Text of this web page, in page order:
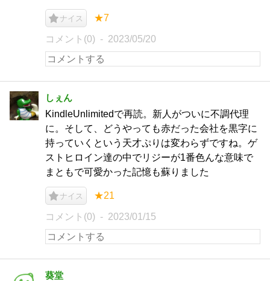
ナイス ★7
コメント(0) 2023/05/20
しぇん
KindleUnlimitedで再読。新人がついに不調代理
に。そして、どうやっても赤だった会社を黒字に
持っていくという天才ぷりは変わらずですね。ゲ
ストヒロイン達の中でリジーが1番色んな意味で
まともで可愛かった記憶も蘇りました
ナイス ★21
コメント(0) 2023/01/15
葵堂